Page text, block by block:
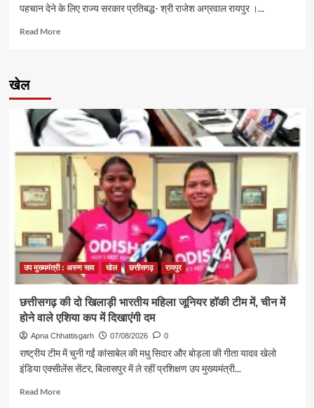
पहचान देने के लिए राज्य सरकार प्रतिबद्ध- श्री राजेश अग्रवाल रायपुर ।...
Read MoreRead
सोमवार
पर
कैबिनेट
मंत्री
श्री
राजेश
अग्रवाल
लखनपुर
शिव
मंदिर
में
विधि-
विधान
किया
जलाभिषेक,
प्रदेशवासियों
के
सुख,
समृद्धि
खेल
उप मुख्यमंत्री : अरुण साव खेल छत्तीसगढ़ रायपुर
छत्तीसगढ़ की दो खिलाड़ी भारतीय महिला जूनियर हॉकी टीम में, चीन में
होने वाले एशिया कप में दिखाएंगी दम
Apna Chhattisgarh 07/08/2026 0
राष्ट्रीय टीम में चुनी गईं कांसाबेल की मधु सिदार और बोड़ला की गीता यादव खेलो
इंडिया एक्सीलेंस सेंटर, बिलासपुर में ले रहीं प्रशिक्षण उप मुख्यमंत्री...
Read MoreRead